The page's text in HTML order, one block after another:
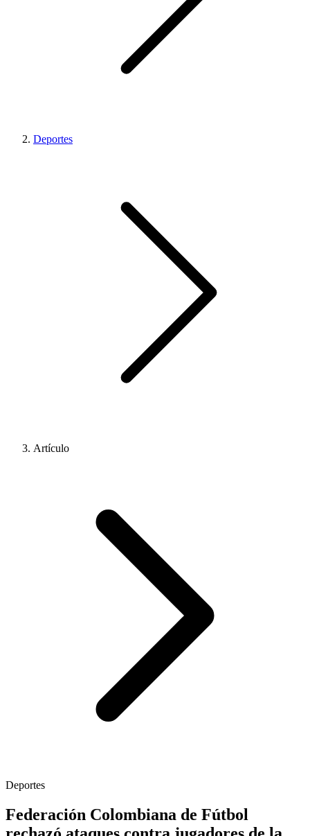
Deportes
Artículo
Deportes
Federación Colombiana de Fútbol